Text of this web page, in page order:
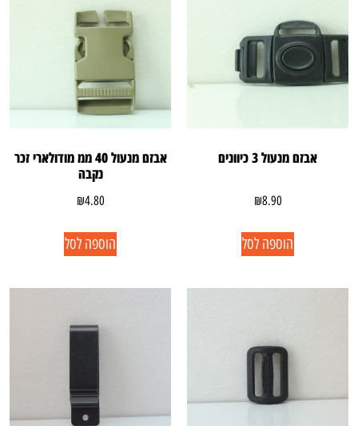
אבזם מנעול 3 כיוונים
₪8.90
הוספה לסל
אבזם מנעול 40 ממ מודולארי זכר
נקבה
₪4.80
הוספה לסל